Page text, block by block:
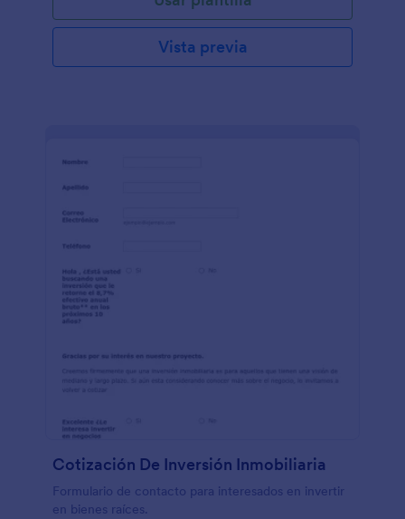
Vista previa
Cotización De Inversión Inmobiliaria
Formulario de contacto para interesados en invertir
en bienes raíces.